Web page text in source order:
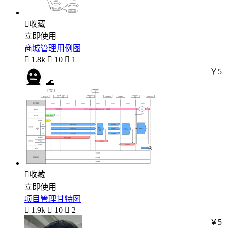
收藏
立即使用
商城管理用例图
 1.8k  10  1
🌊
￥5
收藏
立即使用
项目管理甘特图
 1.9k  10  2
￥5